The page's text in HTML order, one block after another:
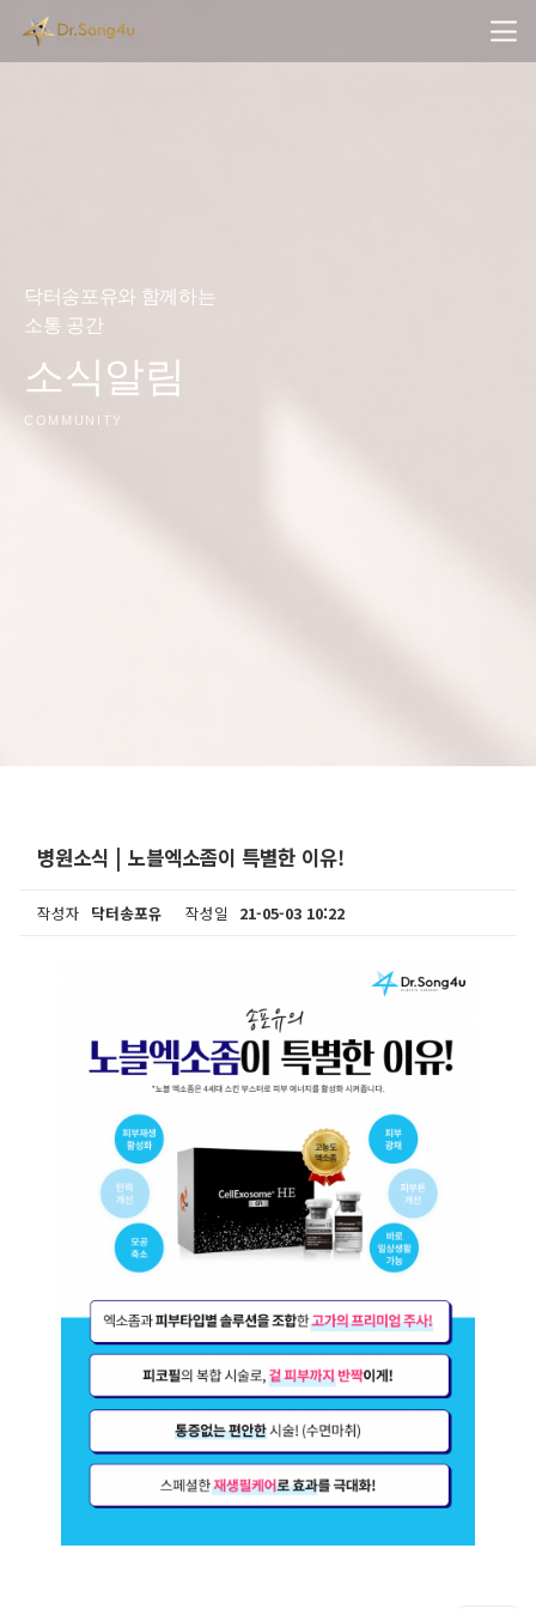
닥터송포유와 함께하는
소통 공간
소식알림
COMMUNITY
병원소식 | 노블엑소좀이 특별한 이유!
작성자 닥터송포유 작성일 21-05-03 10:22